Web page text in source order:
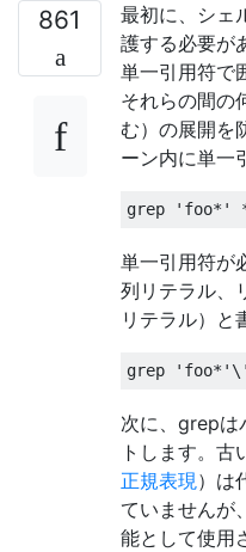
861
最初に、シェ
護する必要が
単一引用符で
それらの間の
む）の展開を
ーン内に単一
grep 'foo*'
単一引用符が
列リテラル、
リテラル）と
grep 'foo*' \'
次に、grepは
トします。古
正規表現 ）は
ていませんが
能として使用